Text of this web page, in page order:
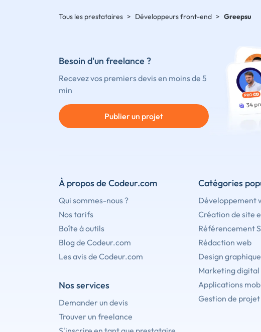
Tous les prestataires > Développeurs front-end > Greepsu
Besoin d'un freelance ?
Recevez vos premiers devis en moins de 5
min
Publier un projet
À propos de Codeur.com
Qui sommes-nous ?
Nos tarifs
Boîte à outils
Blog de Codeur.com
Les avis de Codeur.com
Nos services
Demander un devis
Trouver un freelance
Catégories
Développement
Création de site
Référencement
Rédaction web
Design graphique
Marketing digital
Applications
Gestion de projet